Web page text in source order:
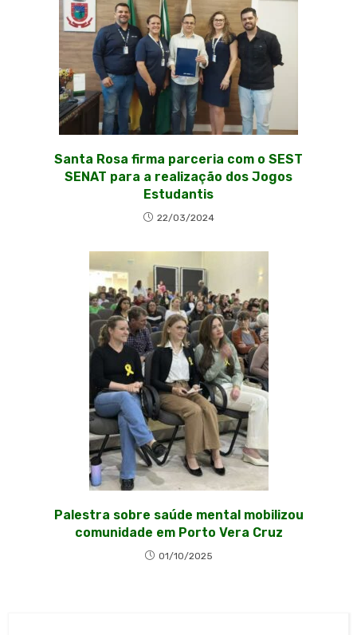
Santa Rosa firma parceria com o SEST
SENAT para a realização dos Jogos
Estudantis
22/03/2024
Palestra sobre saúde mental mobilizou
comunidade em Porto Vera Cruz
01/10/2025